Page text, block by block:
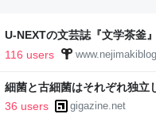
U-NEXTの文芸誌『文学茶釜
くブログ
116 users
細菌と古細菌はそれぞれ独立
36 users
gigazine.net